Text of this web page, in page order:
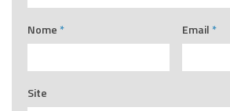
Nome * Email *
Site